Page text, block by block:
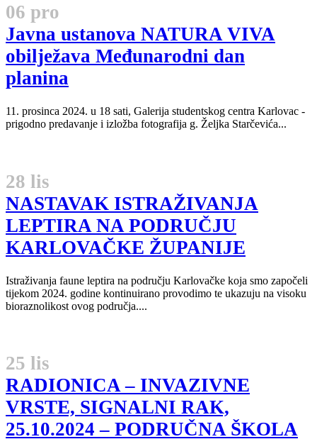
06 pro
Javna ustanova NATURA VIVA
obilježava Međunarodni dan
planina
11. prosinca 2024. u 18 sati, Galerija studentskog centra Karlovac -
prigodno predavanje i izložba fotografija g. Željka Starčevića...
28 lis
NASTAVAK ISTRAŽIVANJA
LEPTIRA NA PODRUČJU
KARLOVAČKE ŽUPANIJE
Istraživanja faune leptira na području Karlovačke koja smo započeli
tijekom 2024. godine kontinuirano provodimo te ukazuju na visoku
bioraznolikost ovog područja....
25 lis
RADIONICA – INVAZIVNE
VRSTE, SIGNALNI RAK,
25.10.2024 – PODRUČNA ŠKOLA